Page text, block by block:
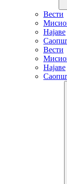
Вести
Најаве
Вести
Најаве